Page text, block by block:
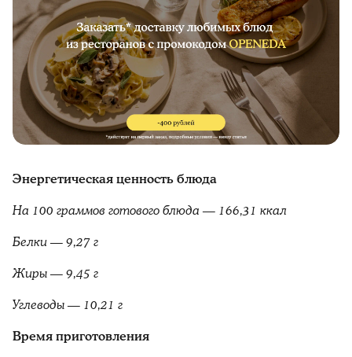
Энергетическая ценность блюда
На 100 граммов готового блюда — 166,31 ккал
Белки — 9,27 г
Жиры — 9,45 г
Углеводы — 10,21 г
Время приготовления